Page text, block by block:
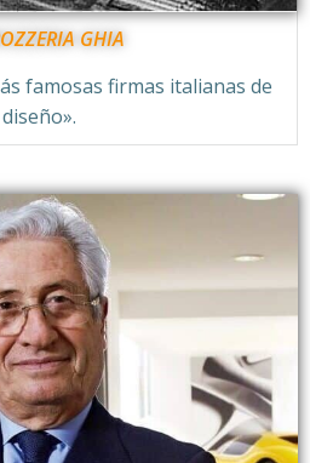
GHIA
famosas firmas italianas de
diseño».